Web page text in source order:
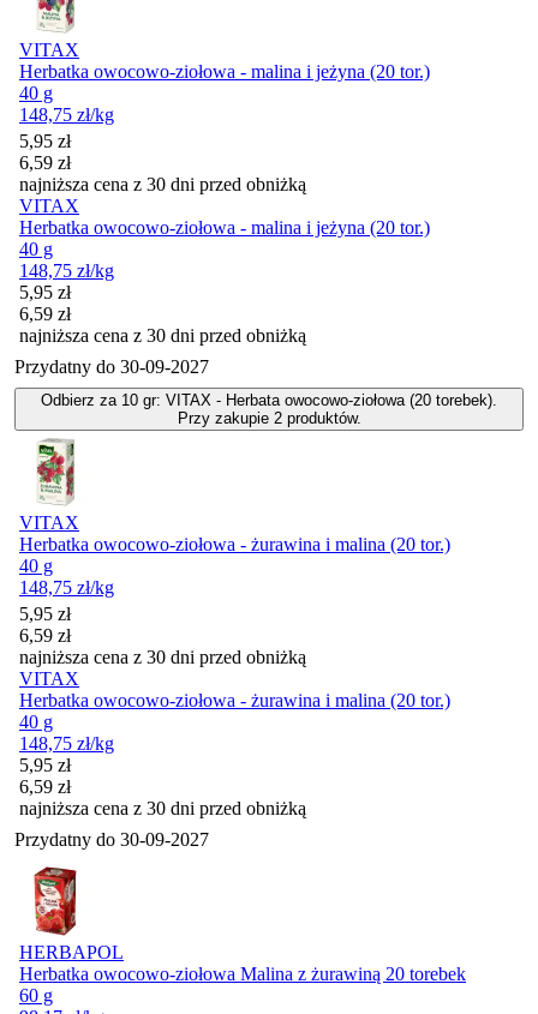
VITAX
Herbatka owocowo-ziołowa - malina i jeżyna (20 tor.)
40 g
148,75 zł/kg
Cena promocyjna
5,95 zł
6,59 zł
najniższa cena z 30 dni przed obniżką
VITAX
Herbatka owocowo-ziołowa - malina i jeżyna (20 tor.)
40 g
148,75 zł/kg
Cena promocyjna
5,95 zł
6,59 zł
najniższa cena z 30 dni przed obniżką
Przydatny do 30-09-2027
Odbierz za 10 gr: VITAX - Herbata owocowo-ziołowa (20 torebek).
Przy zakupie 2 produktów.
VITAX
Herbatka owocowo-ziołowa - żurawina i malina (20 tor.)
40 g
148,75 zł/kg
Cena promocyjna
5,95 zł
6,59 zł
najniższa cena z 30 dni przed obniżką
VITAX
Herbatka owocowo-ziołowa - żurawina i malina (20 tor.)
40 g
148,75 zł/kg
Cena promocyjna
5,95 zł
6,59 zł
najniższa cena z 30 dni przed obniżką
Przydatny do 30-09-2027
HERBAPOL
Herbatka owocowo-ziołowa Malina z żurawiną 20 torebek
60 g